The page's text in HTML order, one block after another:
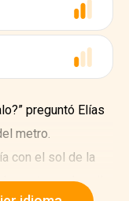
preguntó Elías
metro.
con el sol de la
por la calle.